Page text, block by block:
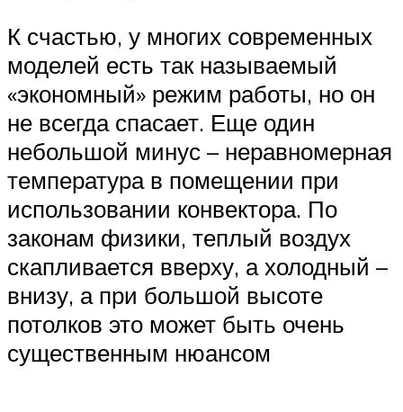
К счастью, у многих современных
моделей есть так называемый
«экономный» режим работы, но он
не всегда спасает. Еще один
небольшой минус – неравномерная
температура в помещении при
использовании конвектора. По
законам физики, теплый воздух
скапливается вверху, а холодный –
внизу, а при большой высоте
потолков это может быть очень
существенным нюансом